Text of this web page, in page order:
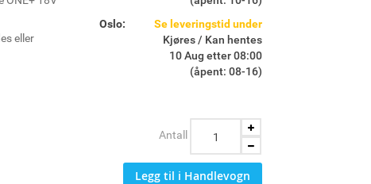
Oslo:
Se leveringstid under
Kjøres / Kan hentes
10 Aug etter 08:00
(åpent: 08-16)
eller
å sikre
Antall
Legg til i Handlevogn